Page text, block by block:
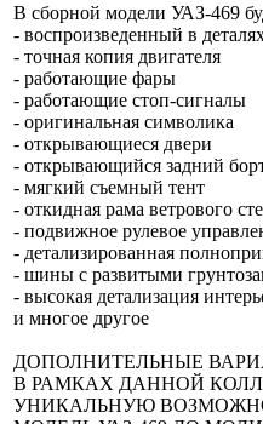
В сборной модели УАЗ-469
- воспроизведенный в
- точная копия двигателя
- работающие фары
- работающие стоп-сигналы
- оригинальная символика
- открывающиеся двери
- открывающийся задний
- мягкий съемный тент
- откидная рама ветрового
- подвижное рулевое
- детализированная
- шины с развитыми
- высокая детализация
и многое другое
ДОПОЛНИТЕЛЬНЫЕ
В РАМКАХ ДАННОЙ
УНИКАЛЬНУЮ